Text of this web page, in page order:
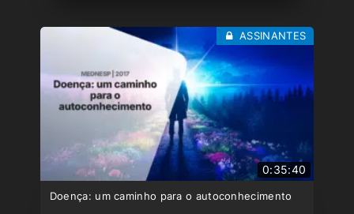
0:35:40
Doença: um caminho para o autoconhecimento
ASSINANTES